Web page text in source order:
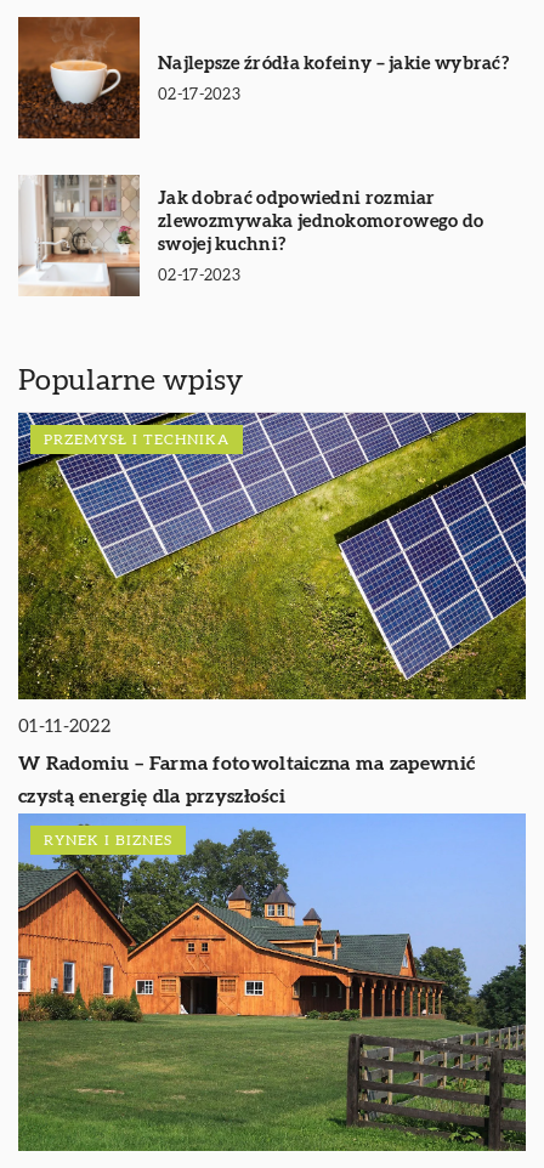
Najlepsze źródła kofeiny – jakie wybrać?
02-17-2023
Jak dobrać odpowiedni rozmiar
zlewozmywaka jednokomorowego do
swojej kuchni?
02-17-2023
Popularne wpisy
PRZEMYSŁ I TECHNIKA
01-11-2022
W Radomiu – Farma fotowoltaiczna ma zapewnić
czystą energię dla przyszłości
RYNEK I BIZNES